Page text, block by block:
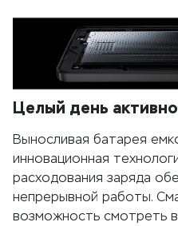
Целый день
Выносливая батарея
инновационная
расходования заряда
непрерывной работы.
возможность смотреть